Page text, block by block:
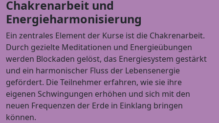
Chakrenarbeit und
Energieharmonisierung
Ein zentrales Element der Kurse ist die Chakrenarbeit.
Durch gezielte Meditationen und Energieübungen
werden Blockaden gelöst, das Energiesystem gestärkt
und ein harmonischer Fluss der Lebensenergie
gefördert. Die Teilnehmer erfahren, wie sie ihre
eigenen Schwingungen erhöhen und sich mit den
neuen Frequenzen der Erde in Einklang bringen
können.